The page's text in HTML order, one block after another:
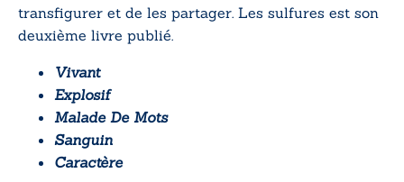
transfigurer et de les partager. Les sulfures est son
deuxième livre publié.
Vivant
Explosif
Malade De Mots
Sanguin
Caractère